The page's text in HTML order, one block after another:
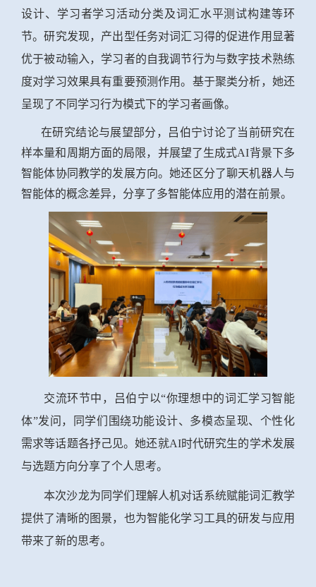
设计、学习者学习活动分类及词汇水平测试构建等环
节。研究发现，产出型任务对词汇习得的促进作用显著
优于被动输入，学习者的自我调节行为与数字技术熟练
度对学习效果具有重要预测作用。基于聚类分析，她还
呈现了不同学习行为模式下的学习者画像。
在研究结论与展望部分，吕伯宁讨论了当前研究在
样本量和周期方面的局限，并展望了生成式AI背景下多
智能体协同教学的发展方向。她还区分了聊天机器人与
智能体的概念差异，分享了多智能体应用的潜在前景。
交流环节中，吕伯宁以“你理想中的词汇学习智能
体”发问，同学们围绕功能设计、多模态呈现、个性化
需求等话题各抒己见。她还就AI时代研究生的学术发展
与选题方向分享了个人思考。
本次沙龙为 同学们 理解人机对话系统赋能词汇教学
提供了清晰的图景，也为智能化学习工具的研发与应用
带来了新的思考。